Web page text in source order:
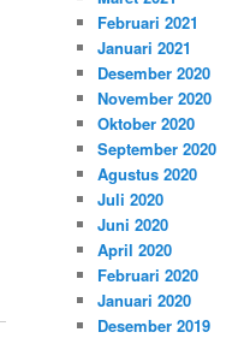
Februari 2021
Januari 2021
Desember 2020
November 2020
Oktober 2020
September 2020
Agustus 2020
Juli 2020
Juni 2020
April 2020
Februari 2020
Januari 2020
Desember 2019